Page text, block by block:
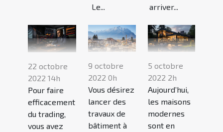
Le...
arriver...
22 octobre
2022 14h
Pour faire
efficacement
du trading,
vous avez
9 octobre
2022 0h
Vous désirez
lancer des
travaux de
bâtiment à
5 octobre
2022 2h
Aujourd’hui,
les maisons
modernes
sont en